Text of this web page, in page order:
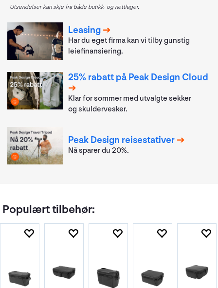
Utsendelser kan skje fra både butikk- og nettlager.
Leasing
Har du eget firma kan vi tilby gunstig
leiefinansiering.
25% rabatt på Peak Design Cloud
Klar for sommer med utvalgte sekker
og skuldervesker.
Peak Design reisestativer
Nå sparer du 20%.
Populært tilbehør: